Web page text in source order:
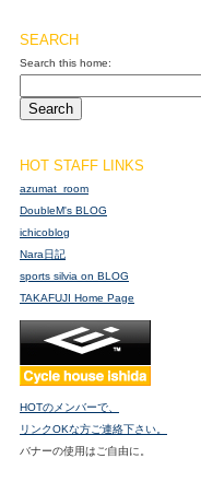
SEARCH
Search this home:
HOT STAFF LINKS
azumat_room
DoubleM's BLOG
ichicoblog
Nara日記
sports silvia on BLOG
TAKAFUJI Home Page
HOTのメンバーで、
リンクOKな方ご連絡下さい。
バナーの使用はご自由に。